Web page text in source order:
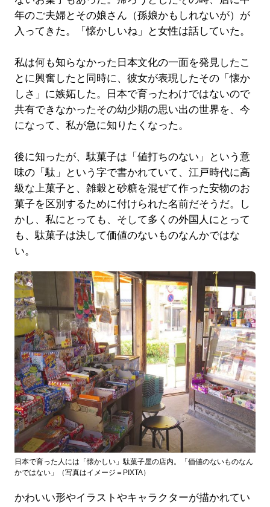
年のご夫婦とその娘さん（孫娘かもしれないが）が
入ってきた。「懐かしいね」と女性は話していた。
私は何も知らなかった日本文化の一面を発見したこ
とに興奮したと同時に、彼女が表現したその「懐か
しさ」に嫉妬した。日本で育ったわけではないので
共有できなかったその幼少期の思い出の世界を、今
になって、私が急に知りたくなった。
後に知ったが、駄菓子は「値打ちのない」という意
味の「駄」という字で書かれていて、江戸時代に高
級な上菓子と、雑穀と砂糖を混ぜて作った安物のお
菓子を区別するために付けられた名前だそうだ。し
かし、私にとっても、そして多くの外国人にとって
も、駄菓子は決して価値のないものなんかではな
い。
日本で育った人には「懐かしい」駄菓子屋の店内。「価値のないものなん
かではない」（写真はイメージ＝PIXTA）
かわいい形やイラストやキャラクターが描かれてい